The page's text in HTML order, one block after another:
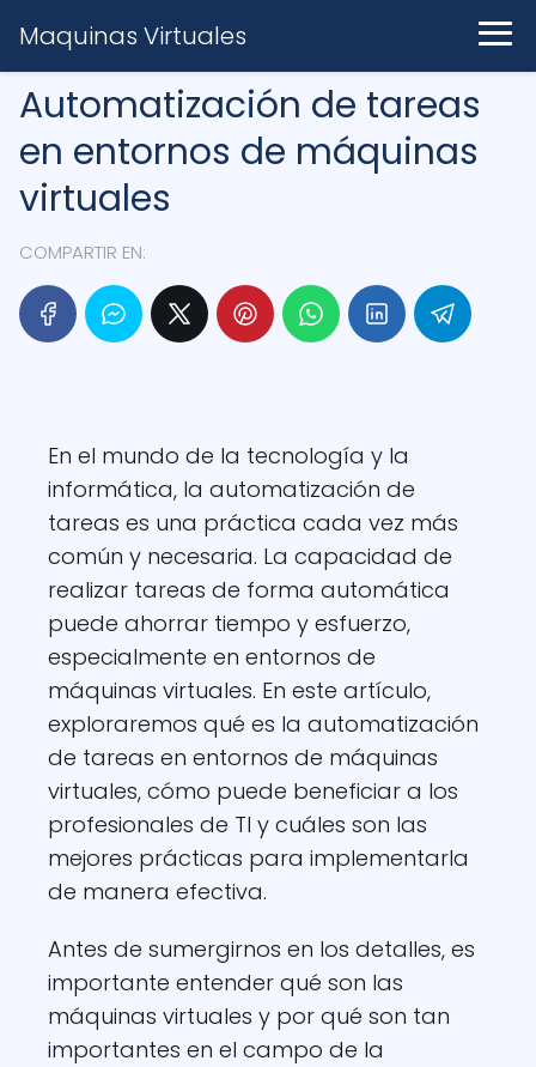
Maquinas Virtuales
Automatización de tareas
en entornos de máquinas
virtuales
COMPARTIR EN:
En el mundo de la tecnología y la
informática, la automatización de
tareas es una práctica cada vez más
común y necesaria. La capacidad de
realizar tareas de forma automática
puede ahorrar tiempo y esfuerzo,
especialmente en entornos de
máquinas virtuales. En este artículo,
exploraremos qué es la automatización
de tareas en entornos de máquinas
virtuales, cómo puede beneficiar a los
profesionales de TI y cuáles son las
mejores prácticas para implementarla
de manera efectiva.
Antes de sumergirnos en los detalles, es
importante entender qué son las
máquinas virtuales y por qué son tan
importantes en el campo de la